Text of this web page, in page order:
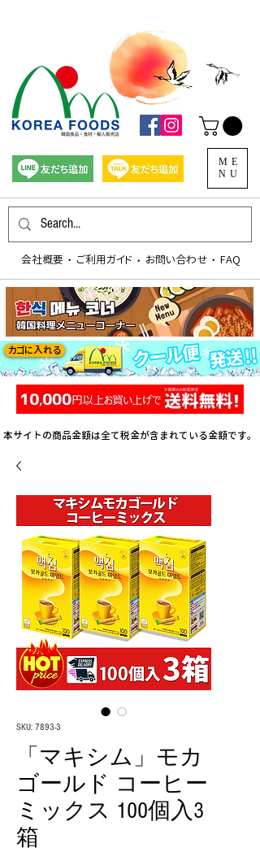
​ご利用ガイド お問い合わせ FAQ
会社概要 ​・ ​・
​・
ME
NU
カゴに入れる
本サイトの商品金額は全て税金が含まれている金額です。
SKU: 7893-3
「マキシム」モカ
ゴールド コーヒー
ミックス 100個入3
箱